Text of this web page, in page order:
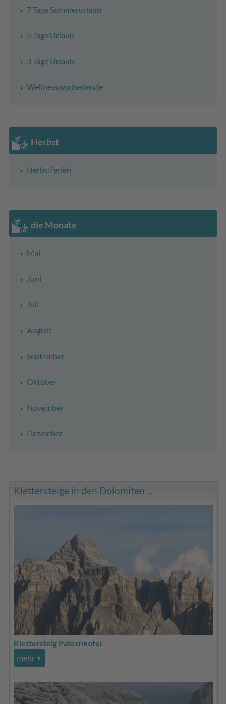
7 Tage Sommerurlaub
5 Tage Urlaub
3 Tage Urlaub
Wellnesswochenende
Herbst
Herbstferien
die Monate
Mai
Juni
Juli
August
September
Oktober
November
Dezember
Klettersteige in den Dolomiten ...
Klettersteig Paternkofel
mehr